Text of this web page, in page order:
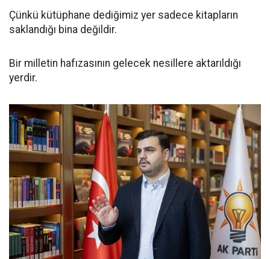
Çünkü kütüphane dediğimiz yer sadece kitapların
saklandığı bina değildir.
Bir milletin hafızasının gelecek nesillere aktarıldığı
yerdir.